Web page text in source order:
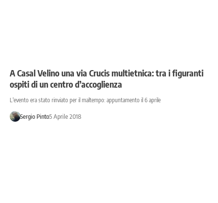
A Casal Velino una via Crucis multietnica: tra i figuranti
ospiti di un centro d’accoglienza
L'evento era stato rinviato per il maltempo: appuntamento il 6 aprile
Sergio Pinto5 Aprile 2018